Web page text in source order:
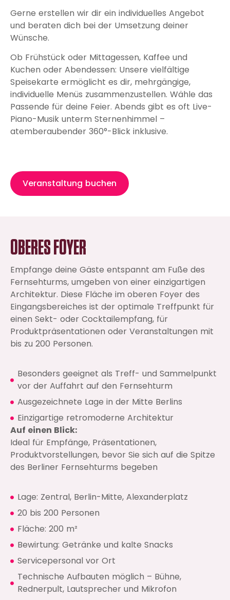
Gerne erstellen wir dir ein individuelles Angebot
und beraten dich bei der Umsetzung deiner
Wünsche.
Ob Frühstück oder Mittagessen, Kaffee und
Kuchen oder Abendessen: Unsere vielfältige
Speisekarte ermöglicht es dir, mehrgängige,
individuelle Menüs zusammenzustellen. Wähle das
Passende für deine Feier. Abends gibt es oft Live-
Piano-Musik unterm Sternenhimmel –
atemberaubender 360°-Blick inklusive.
Veranstaltung buchen
OBERES FOYER
Empfange deine Gäste entspannt am Fuße des
Fernsehturms, umgeben von einer einzigartigen
Architektur. Diese Fläche im oberen Foyer des
Eingangsbereiches ist der optimale Treffpunkt für
einen Sekt- oder Cocktailempfang, für
Produktpräsentationen oder Veranstaltungen mit
bis zu 200 Personen.
Besonders geeignet als Treff- und Sammelpunkt
vor der Auffahrt auf den Fernsehturm
Ausgezeichnete Lage in der Mitte Berlins
Einzigartige retromoderne Architektur
Auf einen Blick:
Ideal für Empfänge, Präsentationen,
Produktvorstellungen, bevor Sie sich auf die Spitze
des Berliner Fernsehturms begeben
Lage: Zentral, Berlin-Mitte, Alexanderplatz
20 bis 200 Personen
Fläche: 200 m²
Bewirtung: Getränke und kalte Snacks
Servicepersonal vor Ort
Technische Aufbauten möglich – Bühne,
Rednerpult, Lautsprecher und Mikrofon